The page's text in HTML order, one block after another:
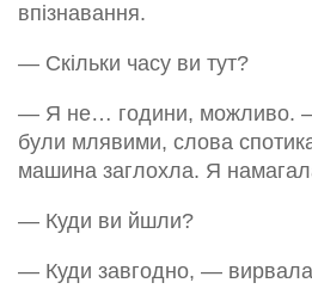
впізнавання.
— Скільки часу ви тут?
— Я не… години, можливо.
були млявими, слова
машина заглохла. Я
— Куди ви йшли?
— Куди завгодно, —